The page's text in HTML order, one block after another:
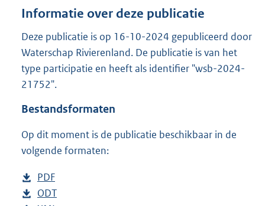
n
s
g
r
o
:
Informatie over deze publicatie
Deze publicatie is op 16-10-2024 gepubliceerd door
Waterschap Rivierenland. De publicatie is van het
type participatie en heeft als identifier "wsb-2024-
21752".
Bestandsformaten
Op dit moment is de publicatie beschikbaar in de
volgende formaten:
D
o
PDF
e
D
ODT